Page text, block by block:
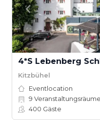
4*S Lebenberg
Kitzbühel
Eventlocation
9 Veranstaltungsräume
400 Gäste